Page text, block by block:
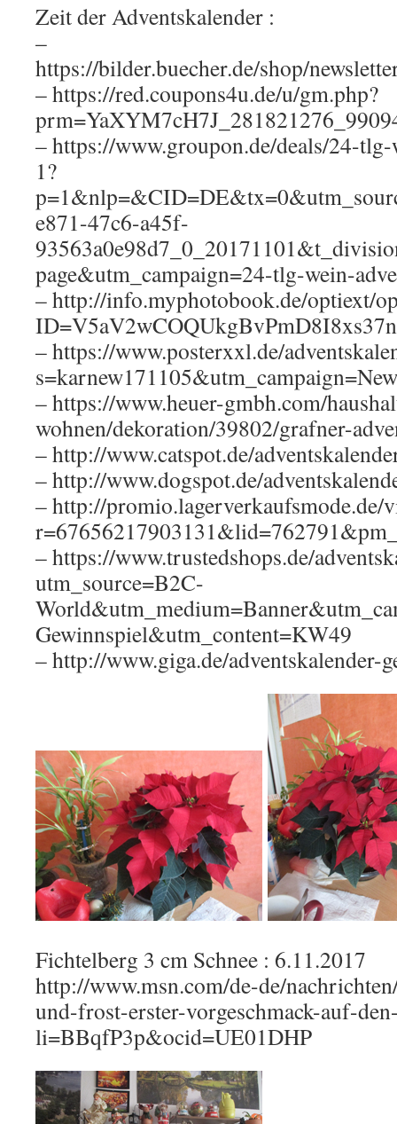
Zeit der Adventskalender :
–
https://bilder.buecher.de/shop/
– https://red.coupons4u.de/u/gm.php?
– https://www.groupon.de/deals/24-
1?
e871-47c6-a45f-
page&utm_campaign=24-tlg-wein-
– http://info.myphotobook.de/optiext/
– https://www.posterxxl.de/
– https://www.heuer-gmbh.com/
wohnen/dekoration/39802/grafner-
– http://www.catspot.de/
– http://www.dogspot.de/
– http://promio.lagerverkaufsmode.de/
– https://www.trustedshops.de/
utm_source=B2C-
Gewinnspiel&utm_content=KW49
– http://www.giga.de/adventskalender-
Fichtelberg 3 cm Schnee : 6.11.2017
http://www.msn.com/de-de/
und-frost-erster-vorgeschmack-auf-
li=BBqfP3p&ocid=UE01DHP